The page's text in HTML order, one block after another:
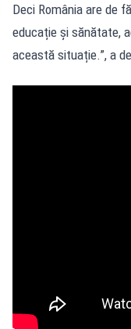
Deci România are de
educație și sănătate,
această situație.”, a